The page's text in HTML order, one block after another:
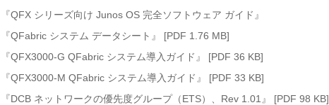
『QFX シリーズ向け Junos OS 完全ソフトウェア ガイド』
『QFabric システム データシート』 [PDF 1.76 MB]
『QFX3000-G QFabric システム導入ガイド』 [PDF 36 KB]
『QFX3000-M QFabric システム導入ガイド』 [PDF 33 KB]
『DCB ネットワークの優先度グループ（ETS）、Rev 1.01』 [PDF 98 KB]